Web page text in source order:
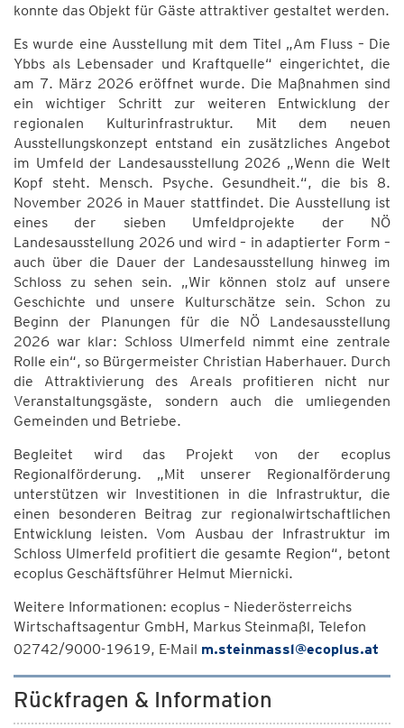
konnte das Objekt für Gäste attraktiver gestaltet werden.
Es wurde eine Ausstellung mit dem Titel „Am Fluss – Die
Ybbs als Lebensader und Kraftquelle“ eingerichtet, die
am 7. März 2026 eröffnet wurde. Die Maßnahmen sind
ein wichtiger Schritt zur weiteren Entwicklung der
regionalen Kulturinfrastruktur. Mit dem neuen
Ausstellungskonzept entstand ein zusätzliches Angebot
im Umfeld der Landesausstellung 2026 „Wenn die Welt
Kopf steht. Mensch. Psyche. Gesundheit.“, die bis 8.
November 2026 in Mauer stattfindet. Die Ausstellung ist
eines der sieben Umfeldprojekte der NÖ
Landesausstellung 2026 und wird – in adaptierter Form –
auch über die Dauer der Landesausstellung hinweg im
Schloss zu sehen sein. „Wir können stolz auf unsere
Geschichte und unsere Kulturschätze sein. Schon zu
Beginn der Planungen für die NÖ Landesausstellung
2026 war klar: Schloss Ulmerfeld nimmt eine zentrale
Rolle ein“, so Bürgermeister Christian Haberhauer. Durch
die Attraktivierung des Areals profitieren nicht nur
Veranstaltungsgäste, sondern auch die umliegenden
Gemeinden und Betriebe.
Begleitet wird das Projekt von der ecoplus
Regionalförderung. „Mit unserer Regionalförderung
unterstützen wir Investitionen in die Infrastruktur, die
einen besonderen Beitrag zur regionalwirtschaftlichen
Entwicklung leisten. Vom Ausbau der Infrastruktur im
Schloss Ulmerfeld profitiert die gesamte Region“, betont
ecoplus Geschäftsführer Helmut Miernicki.
Weitere Informationen: ecoplus – Niederösterreichs
Wirtschaftsagentur GmbH, Markus Steinmaßl, Telefon
02742/9000-19619, E-Mail m.steinmassl@ecoplus.at
Rückfragen & Information